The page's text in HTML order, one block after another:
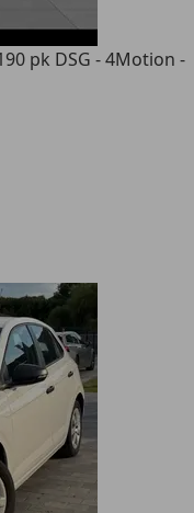
pk DSG - 4Motion -